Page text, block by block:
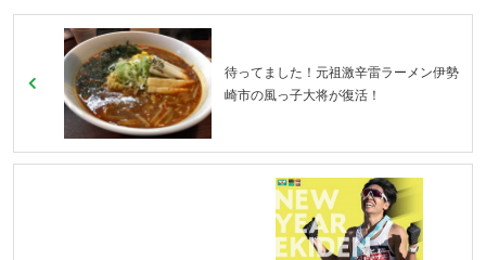
待ってました！元祖激辛雷ラーメン伊勢
崎市の風っ子大将が復活！